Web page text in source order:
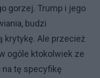
gorzej. Trump i jego
budzi
krytykę. Ale przecież
ogóle ktokolwiek ze
na tę specyfikę